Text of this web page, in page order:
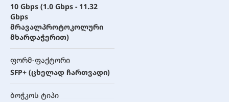
10 Gbps (1.0 Gbps - 11.32
Gbps
მრავალპროტოკოლური
მხარდაჭერით)
ფორმ-ფაქტორი
SFP+ (ცხელად ჩართვადი)
ბოჭკოს ტიპი